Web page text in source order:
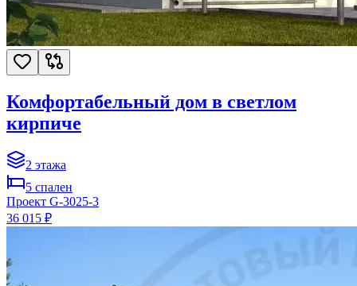
Комфортабельный дом в светлом
кирпиче
2 этажа
5 спален
Проект G-3025-3
36 015 ₽